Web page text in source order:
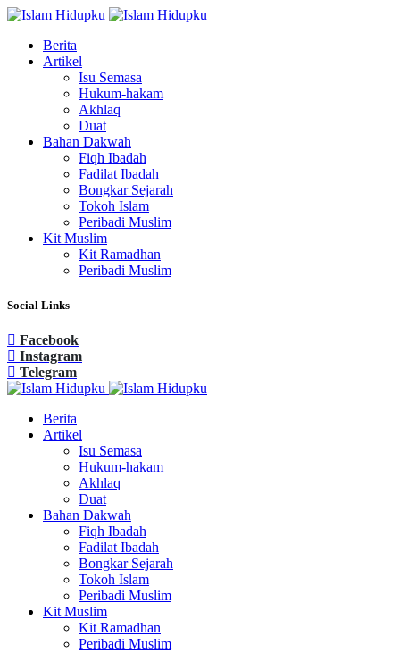
Berita
Artikel
Isu Semasa
Hukum-hakam
Akhlaq
Duat
Bahan Dakwah
Fiqh Ibadah
Fadilat Ibadah
Bongkar Sejarah
Tokoh Islam
Peribadi Muslim
Kit Muslim
Kit Ramadhan
Peribadi Muslim
Social Links
Facebook
Instagram
Telegram
Berita
Artikel
Isu Semasa
Hukum-hakam
Akhlaq
Duat
Bahan Dakwah
Fiqh Ibadah
Fadilat Ibadah
Bongkar Sejarah
Tokoh Islam
Peribadi Muslim
Kit Muslim
Kit Ramadhan
Peribadi Muslim